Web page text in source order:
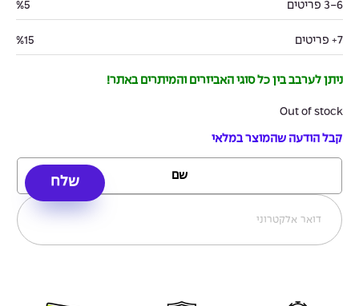
3-6 פריטים %5
7+ פריטים %15
ניתן לערבב בין כל סוגי האביזרים והמיתרים באתר!
Out of stock
קבל הודעה שהמוצר במלאי